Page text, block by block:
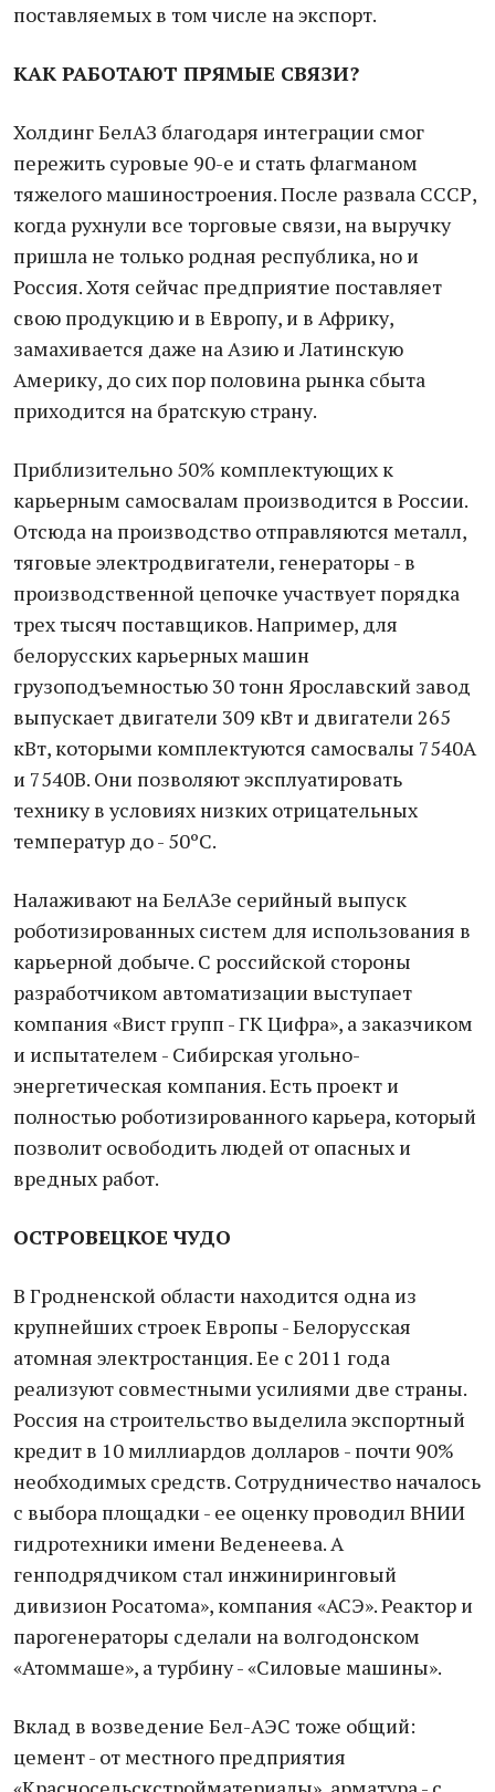
поставляемых в том числе на экспорт.
КАК РАБОТАЮТ ПРЯМЫЕ СВЯЗИ?
Холдинг БелАЗ благодаря интеграции смог
пережить суровые 90-е и стать флагманом
тяжелого машиностроения. После развала СССР,
когда рухнули все торговые связи, на выручку
пришла не только родная республика, но и
Россия. Хотя сейчас предприятие поставляет
свою продукцию и в Европу, и в Африку,
замахивается даже на Азию и Латинскую
Америку, до сих пор половина рынка сбыта
приходится на братскую страну.
Приблизительно 50% комплектующих к
карьерным самосвалам производится в России.
Отсюда на производство отправляются металл,
тяговые электродвигатели, генераторы - в
производственной цепочке участвует порядка
трех тысяч поставщиков. Например, для
белорусских карьерных машин
грузоподъемностью 30 тонн Ярославский завод
выпускает двигатели 309 кВт и двигатели 265
кВт, которыми комплектуются самосвалы 7540А
и 7540В. Они позволяют эксплуатировать
технику в условиях низких отрицательных
температур до - 50ºС.
Налаживают на БелАЗе серийный выпуск
роботизированных систем для использования в
карьерной добыче. С российской стороны
разработчиком автоматизации выступает
компания «Вист групп - ГК Цифра», а заказчиком
и испытателем - Сибирская угольно-
энергетическая компания. Есть проект и
полностью роботизированного карьера, который
позволит освободить людей от опасных и
вредных работ.
ОСТРОВЕЦКОЕ ЧУДО
В Гродненской области находится одна из
крупнейших строек Европы - Белорусская
атомная электростанция. Ее с 2011 года
реализуют совместными усилиями две страны.
Россия на строительство выделила экспортный
кредит в 10 миллиардов долларов - почти 90%
необходимых средств. Сотрудничество началось
с выбора площадки - ее оценку проводил ВНИИ
гидротехники имени Веденеева. А
генподрядчиком стал инжиниринговый
дивизион Росатома», компания «АСЭ». Реактор и
парогенераторы сделали на волгодонском
«Атоммаше», а турбину - «Силовые машины».
Вклад в возведение Бел-АЭС тоже общий:
цемент - от местного предприятия